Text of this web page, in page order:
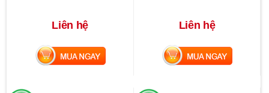
Liên hệ
MUA NGAY
Liên hệ
MUA NGAY